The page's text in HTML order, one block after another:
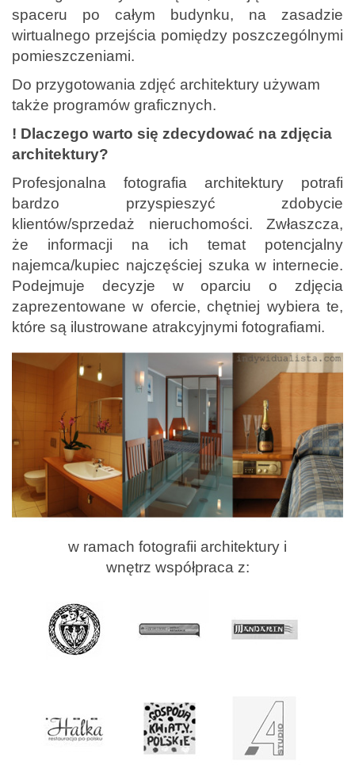
spaceru po całym budynku, na zasadzie
wirtualnego przejścia pomiędzy poszczególnymi
pomieszczeniami.
Do przygotowania zdjęć architektury używam
także programów graficznych.
! Dlaczego warto się zdecydować na zdjęcia
architektury?
Profesjonalna fotografia architektury potrafi
bardzo przyspieszyć zdobycie
klientów/sprzedaż nieruchomości. Zwłaszcza,
że informacji na ich temat potencjalny
najemca/kupiec najczęściej szuka w internecie.
Podejmuje decyzje w oparciu o zdjęcia
zaprezentowane w ofercie, chętniej wybiera te,
które są ilustrowane atrakcyjnymi fotografiami.
w ramach fotografii architektury i
wnętrz współpraca z: